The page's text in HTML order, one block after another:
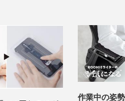
作業中の姿